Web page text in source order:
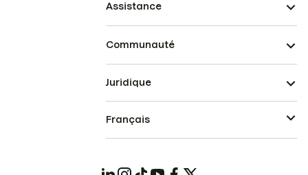
Assistance
Communauté
Juridique
Français